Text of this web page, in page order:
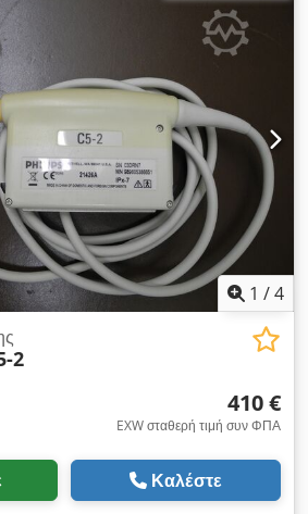
1 /4
2
410 €
EXW σταθερή τιμή συν ΦΠΑ
Καλέστε